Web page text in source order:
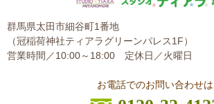
群馬県太田市細谷町1番地
（冠稲荷神社ティアラグリーンパレス1F）
営業時間／10:00～18:00 定休日／火曜日
お電話でのお問い合わせは